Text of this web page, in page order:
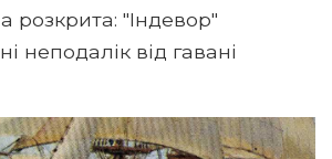
розкрита: "Індевор"
неподалік від гавані